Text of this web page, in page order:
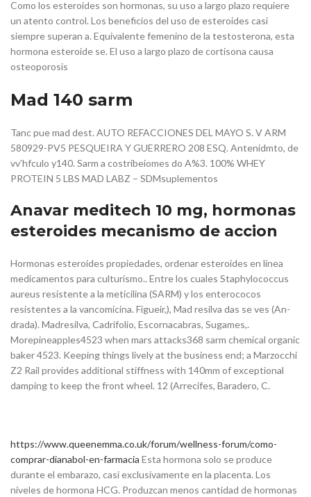
Como los esteroides son hormonas, su uso a largo plazo requiere
un atento control. Los beneficios del uso de esteroides casi
siempre superan a. Equivalente femenino de la testosterona, esta
hormona esteroide se. El uso a largo plazo de cortisona causa
osteoporosis
Mad 140 sarm
Tanc pue mad dest. AUTO REFACCIONES DEL MAYO S. V ARM
580929-PV5 PESQUEIRA Y GUERRERO 208 ESQ. Antenidmto, de
vv’hfculo y140. Sarm a costribeiomes do A%3. 100% WHEY
PROTEIN 5 LBS MAD LABZ – SDMsuplementos
Anavar meditech 10 mg, hormonas
esteroides mecanismo de accion
Hormonas esteroides propiedades, ordenar esteroides en línea
medicamentos para culturismo.. Entre los cuales Staphylococcus
aureus resistente a la meticilina (SARM) y los enterococos
resistentes a la vancomicina. Figueir,), Mad resilva das se ves (An-
drada). Madresilva, Cadrifolio, Escornacabras, Sugames,.
Morepineapples4523 when mars attacks368 sarm chemical organic
baker 4523. Keeping things lively at the business end; a Marzocchi
Z2 Rail provides additional stiffness with 140mm of exceptional
damping to keep the front wheel. 12 (Arrecifes, Baradero, C.
https://www.queenemma.co.uk/forum/wellness-forum/como-
comprar-dianabol-en-farmacia Esta hormona solo se produce
durante el embarazo, casi exclusivamente en la placenta. Los
niveles de hormona HCG. Produzcan menos cantidad de hormonas